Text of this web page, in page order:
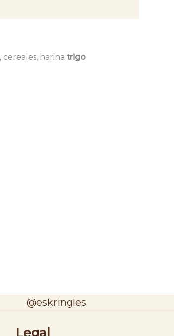
, cereales, harina trigo
@eskringles
Legal